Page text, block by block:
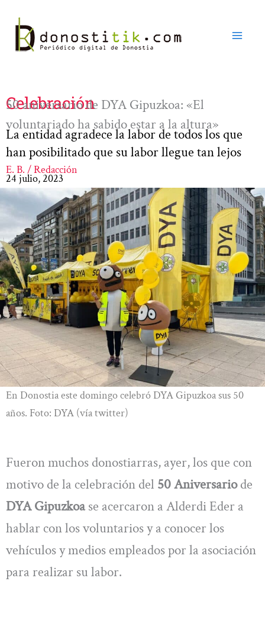
contenido
Celebración
50 aniversario de DYA Gipuzkoa: «El
voluntariado ha sabido estar a la altura»
La entidad agradece la labor de todos los que
han posibilitado que su labor llegue tan lejos
E. B. / Redacción
24 julio, 2023
En Donostia este domingo celebró DYA Gipuzkoa sus 50
años. Foto: DYA (vía twitter)
Fueron muchos donostiarras, ayer, los que con
motivo de la celebración del 50 Aniversariode
DYA Gipuzkoase acercaron a Alderdi Eder a
hablar con los voluntarios y a conocer los
vehículos y medios empleados por la asociación
para realizar su labor.